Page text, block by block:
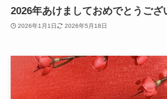
2026年あけましておめでとうござ
2026年1月1日 2026年5月18日